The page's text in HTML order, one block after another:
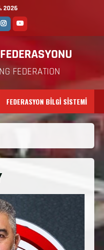
2026
FEDERATION
FEDERASYON BİLGİ SİSTEMİ